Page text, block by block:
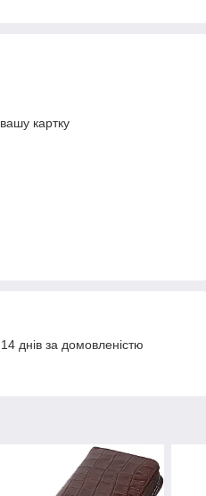
картку
днів за домовленістю